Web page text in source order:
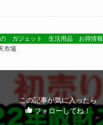
ガジェット 生活用品
お得情報
市場
この記事が気に入ったら
フォローしてね！